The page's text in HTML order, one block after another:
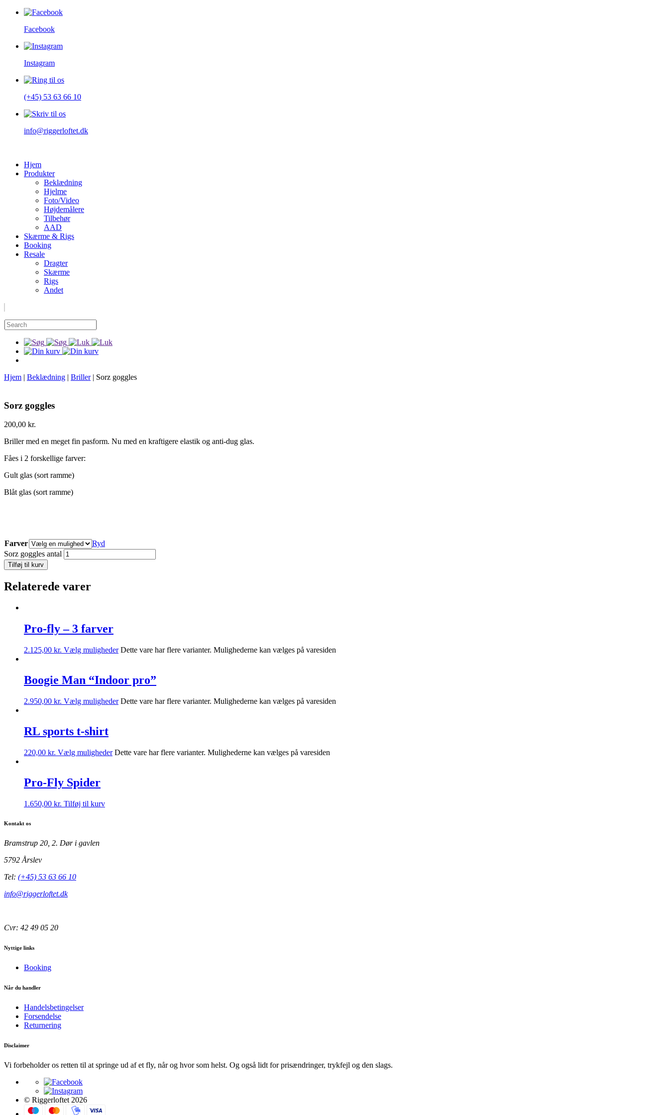
Facebook
Instagram
(+45) 53 63 66 10
info@riggerloftet.dk
Hjem
Produkter
Beklædning
Hjelme
Foto/Video
Højdemålere
Tilbehør
AAD
Skærme & Rigs
Booking
Resale
Dragter
Skærme
Rigs
Andet
Hjem | Beklædning | Briller| Sorz goggles
Sorz goggles
200,00 kr.
Briller med en meget fin pasform. Nu med en kraftigere elastik og anti-dug glas.
Fåes i 2 forskellige farver:
Gult glas (sort ramme)
Blåt glas (sort ramme)
Farver
Ryd
Sorz goggles antal
Tilføj til kurv
Relaterede varer
Pro-fly – 3 farver
2.125,00 kr. Vælg muligheder Dette vare har flere varianter. Mulighederne kan vælges på varesiden
Boogie Man “Indoor pro”
2.950,00 kr. Vælg muligheder Dette vare har flere varianter. Mulighederne kan vælges på varesiden
RL sports t-shirt
220,00 kr. Vælg muligheder Dette vare har flere varianter. Mulighederne kan vælges på varesiden
Pro-Fly Spider
1.650,00 kr. Tilføj til kurv
Kontakt os
Bramstrup 20, 2. Dør i gavlen
5792 Årslev
Tel: (+45) 53 63 66 10
info@riggerloftet.dk
Cvr: 42 49 05 20
Nyttige links
Booking
Når du handler
Handelsbetingelser
Forsendelse
Returnering
Disclaimer
Vi forbeholder os retten til at springe ud af et fly, når og hvor som helst. Og også lidt for prisændringer, trykfejl og den slags.
© Riggerloftet 2026